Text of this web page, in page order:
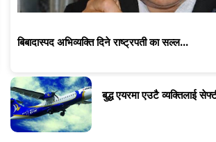
बिबादास्पद अभिव्यक्ति दिने राष्ट्रपती का सल्ल...
बुद्ध एयरमा एउटै व्यक्तिलाई